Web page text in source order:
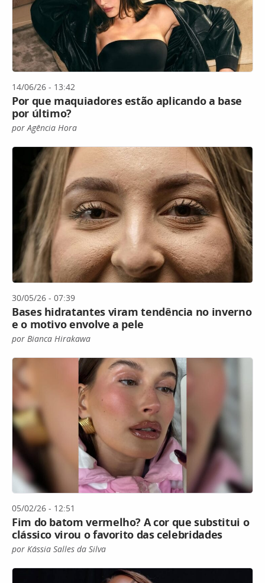
14/06/26 - 13:42
Por que maquiadores estão aplicando a base
por último?
por Agência Hora
30/05/26 - 07:39
Bases hidratantes viram tendência no inverno
e o motivo envolve a pele
por Bianca Hirakawa
05/02/26 - 12:51
Fim do batom vermelho? A cor que substitui o
clássico virou o favorito das celebridades
por Kássia Salles da Silva